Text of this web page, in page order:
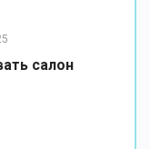
салон